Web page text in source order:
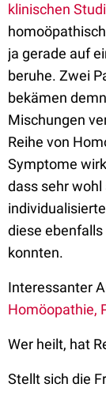
klinischen
ja gerade auf
beruhe. Zwei
bekämen
Mischungen
Reihe von
Symptome
dass sehr
diese ebenfalls
konnten.
Interessanter
Homöopathie,
Wer heilt, hat
Stellt sich die